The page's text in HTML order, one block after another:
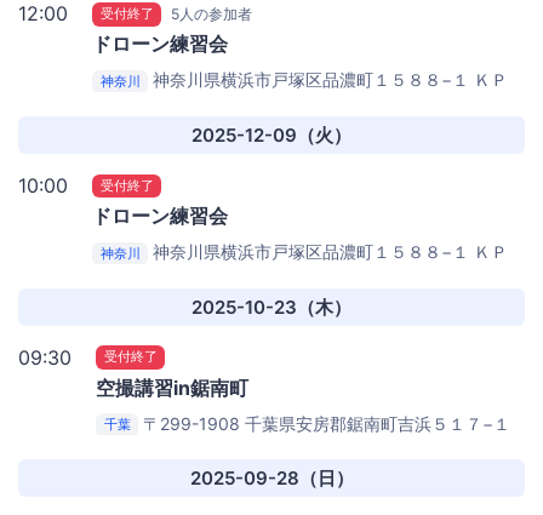
12:00 受付終了 5人の参加者
ドローン練習会
神奈川 神奈川県横浜市戸塚区品濃町１５８８−１ ＫＰ
2025-12-09（火）
10:00 受付終了
ドローン練習会
神奈川 神奈川県横浜市戸塚区品濃町１５８８−１
ＫＰ
2025-10-23（木）
09:30 受付終了
空撮講習in鋸南町
千葉
〒299-1908 千葉県安房郡鋸南町吉浜５１７−１
2025-09-28（日）